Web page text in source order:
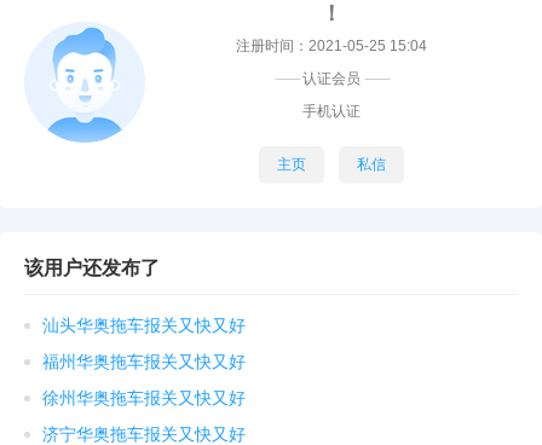
！
注册时间：2021-05-25 15:04
----------认证会员 ----------
手机认证
主页 私信
该用户还发布了
汕头华奥拖车报关又快又好
福州华奥拖车报关又快又好
徐州华奥拖车报关又快又好
济宁华奥拖车报关又快又好